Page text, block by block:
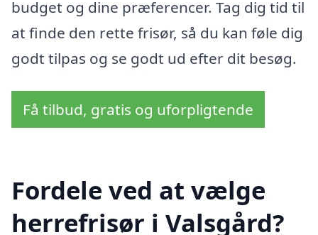
budget og dine præferencer. Tag dig tid til
at finde den rette frisør, så du kan føle dig
godt tilpas og se godt ud efter dit besøg.
Få tilbud, gratis og uforpligtende
Fordele ved at vælge
herrefrisør i Valsgård?